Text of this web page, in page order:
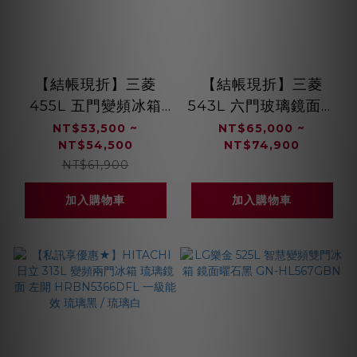
【結帳現折】三菱
455L 五門變頻冰箱
(水晶白/水晶杏) MR-
B46F
NT$53,500 ~
NT$54,500
NT$61,900
加入購物車
【結帳現折】三菱
543L 六門玻璃鏡面電
冰箱 (星光白/星砂杏)
MR-WZ54K
NT$65,000 ~
NT$74,900
加入購物車